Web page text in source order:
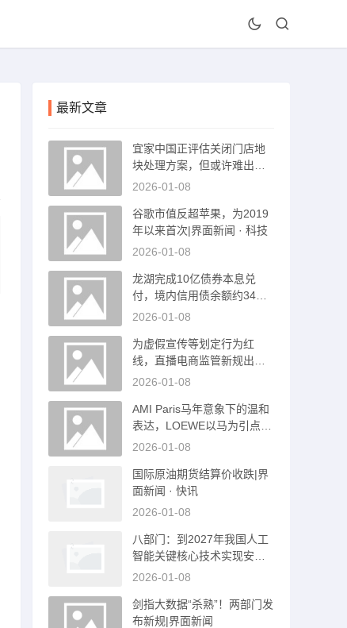
最新文章
宜家中国正评估关闭门店地
块处理方案，但或许难出手|
界面新闻
2026-01-08
谷歌市值反超苹果，为2019
年以来首次|界面新闻 · 科技
2026-01-08
龙湖完成10亿债券本息兑
付，境内信用债余额约34亿
元|界面新闻 · 地产
2026-01-08
为虚假宣传等划定行为红
线，直播电商监管新规出台|
界面新闻
2026-01-08
AMI Paris马年意象下的温和
表达，LOEWE以马为引点亮
新岁的勇气与想象｜是日美
2026-01-08
国际原油期货结算价收跌|界
面新闻 · 快讯
2026-01-08
八部门：到2027年我国人工
智能关键核心技术实现安全
可靠供给|界面新闻 · 快讯
2026-01-08
剑指大数据“杀熟”！两部门发
布新规|界面新闻